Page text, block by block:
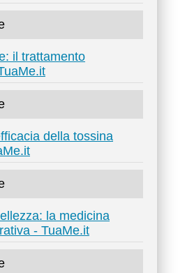
il trattamento
della tossina
la medicina
- TuaMe.it